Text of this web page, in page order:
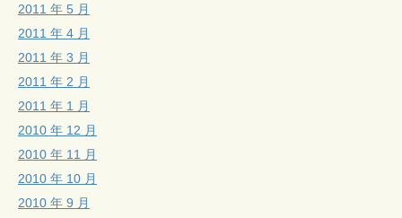
2011 年 5 月
2011 年 4 月
2011 年 3 月
2011 年 2 月
2011 年 1 月
2010 年 12 月
2010 年 11 月
2010 年 10 月
2010 年 9 月